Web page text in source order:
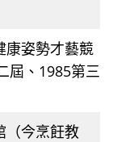
康姿勢才藝競
屆、1985第三
（今烹飪教